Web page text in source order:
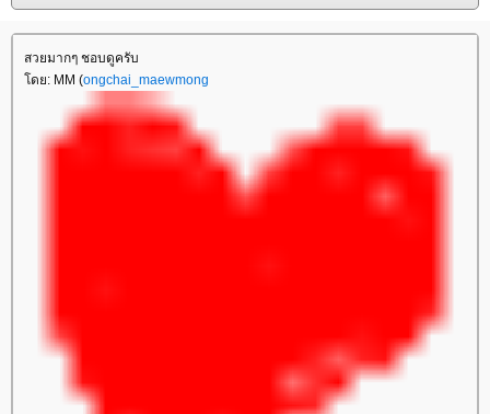
สวยมากๆ ชอบดูครับ
ดย: MM (ongchai_maewmong